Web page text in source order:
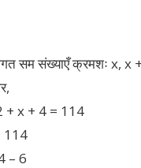
सम संख्याएँ क्रमशः x, x
+ x + 4 = 114
114
– 6